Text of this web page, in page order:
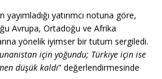
yayımladığı yatırımcı notuna göre,
Avrupa, Ortadoğu ve Afrika
yönelik iyimser bir tutum sergiledi.
için yoğundu; Türkiye için ise
düşük kaldı” değerlendirmesinde